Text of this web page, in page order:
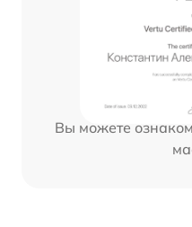
Вы можете